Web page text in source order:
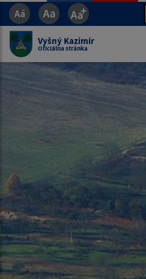
Vyšný Kazimír
Oficiálna stránka